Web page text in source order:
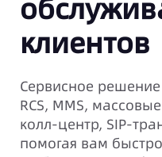
клиентов
Сервисное
RCS, MMS,
колл-центр, SIP-
помогая вам